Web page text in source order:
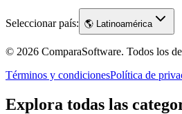
Seleccionar país: 🌎 Latinoamérica
© 2026 ComparaSoftware. Todos los
Términos y condicionesPolítica de
Explora todas las